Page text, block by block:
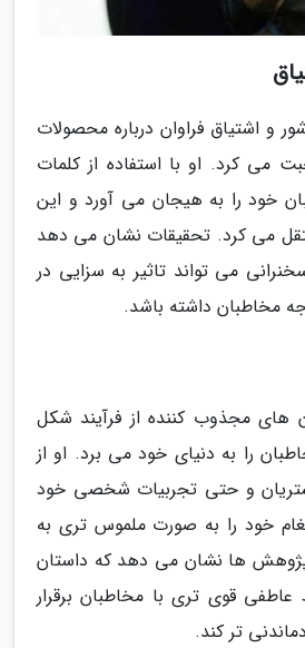
و اشتیاق فراوان درباره محصولات
می کرد. او با استفاده از کلمات
خود را به هیجان می آورد و این
می کرد. تحقیقات نشان می دهد
می تواند تاثیر به سزایی در
مخاطبان داشته باشد.
های مجذوب کننده از فرآیند شکل
را به دنیای خود می برد. او از
و حتی تجربیات شخصی خود
خود را به صورت ملموس تری به
ها نشان می دهد که داستان
عاطفی قوی تری با مخاطبان برقرار
تر کند.